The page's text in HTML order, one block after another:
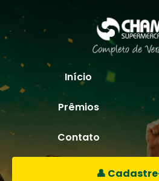
Início
Prêmios
Contato
👤